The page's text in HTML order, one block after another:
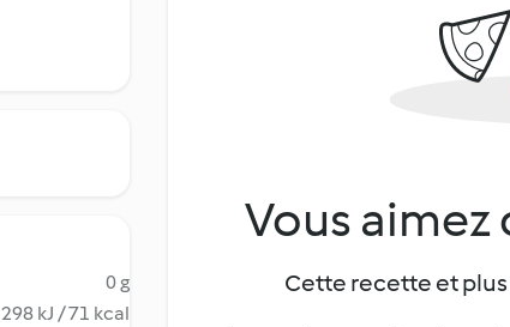
0 g
298 kJ / 71 kcal
Vous aimez
Cette recette et plus